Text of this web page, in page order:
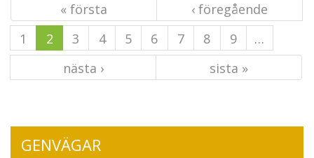
« första
‹ föregående
1
2 3 4 5 6 7 8 9
…
nästa ›
sista »
GENVÄGAR